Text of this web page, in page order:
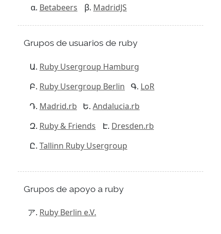
Betabeers MadridJS
Grupos de usuarios de ruby
Ruby Usergroup Hamburg
Ruby Usergroup Berlin
LoR
Madrid.rb
Andalucia.rb
Ruby & Friends
Dresden.rb
Tallinn Ruby Usergroup
Grupos de apoyo a ruby
Ruby Berlin e.V.